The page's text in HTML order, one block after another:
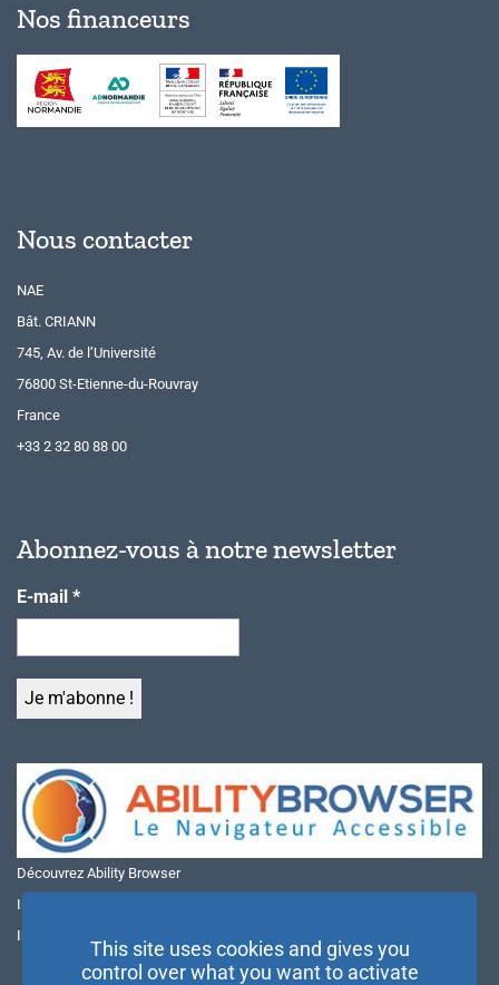
Nos financeurs
Nous contacter
NAE
Bât. CRIANN
745, Av. de l’Université
76800 St-Etienne-du-Rouvray
France
+33 2 32 80 88 00
Abonnez-vous à notre newsletter
E-mail *
Découvrez Ability Browser
Installer Ability Browser sur Windows
Installer Ability Browser sur Mac
This site uses cookies and gives you
control over what you want to activate